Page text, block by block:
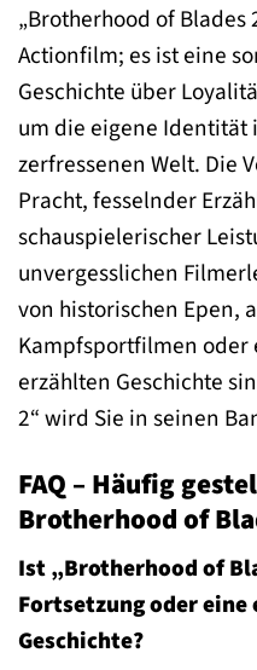
„Brotherhood of Blades
Actionfilm; es ist eine
Geschichte über
um die eigene
zerfressenen Welt. Die
Pracht, fesselnder
schauspielerischer
unvergesslichen
von historischen Epen,
Kampfsportfilmen
erzählten Geschichte
2“ wird Sie in seinen
FAQ – Häufig
Brotherhood of
Ist „Brotherhood of
Fortsetzung oder eine
Geschichte?